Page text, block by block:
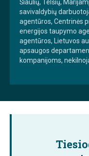
Šiaulių, Telšių,
savivaldybių
agentūros, Centrinės
energijos taupymo
agentūros, Lietuvos
apsaugos
kompanijoms,